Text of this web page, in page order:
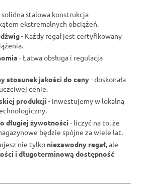
solidna stalowa konstrukcja
ekstremalnych obciążeń.
- Każdy regał jest certyfikowany
- Łatwa obsługa i regulacja
stosunek jakości do ceny- doskonała
cenie.
produkcji - inwestujemy w lokalną
długiej żywotności - liczyć na to, że
będzie spójne za wiele lat.
nie tylko niezawodny regał , ale
i długoterminową dostępność